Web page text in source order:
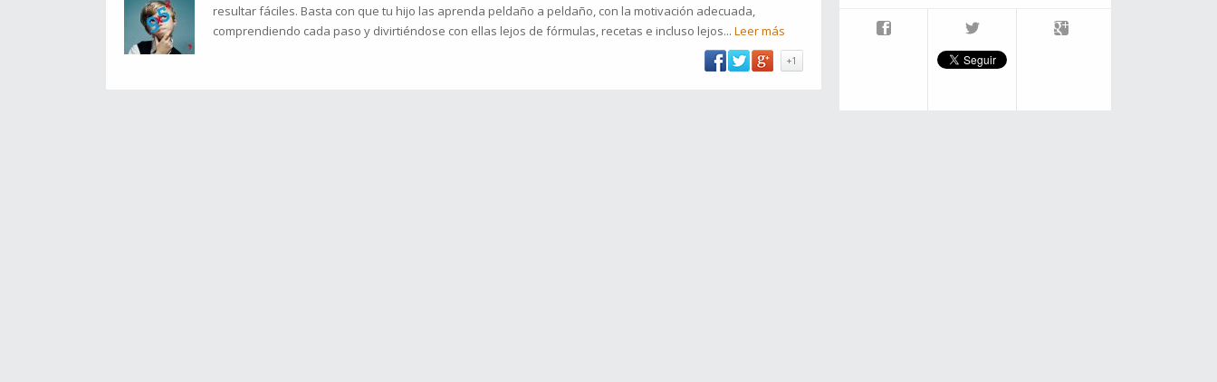
resultar fáciles. Basta con que tu hijo las aprenda peldaño a peldaño, con la motivación adecuada,
comprendiendo cada paso y divirtiéndose con ellas lejos de fórmulas, recetas e incluso lejos... Leer más
+1